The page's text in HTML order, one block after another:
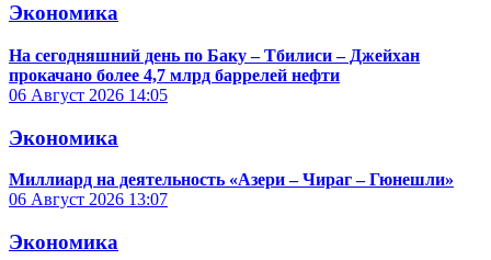
Экономика
На сегодняшний день по Баку – Тбилиси – Джейхан
прокачано более 4,7 млрд баррелей нефти
06 Август 2026 14:05
Экономика
Миллиард на деятельность «Азери – Чираг – Гюнешли»
06 Август 2026 13:07
Экономика